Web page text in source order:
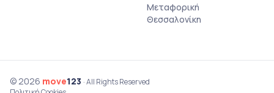
Μεταφορική
Θεσσαλονίκη
© 2026 move123 · All Rights Reserved